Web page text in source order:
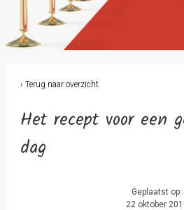
‹ Terug naar overzicht
Het recept voor een
dag
Geplaatst op:
22 oktober